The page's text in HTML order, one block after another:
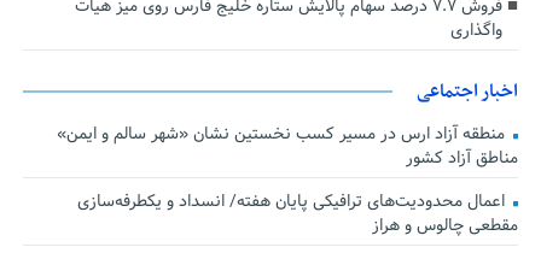
فروش ۷.۷ درصد سهام پالایش ستاره خلیج فارس روی میز هیات
واگذاری
اخبار اجتماعی
منطقه آزاد ارس در مسیر کسب نخستین نشان «شهر سالم و ایمن»
مناطق آزاد کشور
اعمال محدودیت‌های ترافیکی پایان هفته/ انسداد و یکطرفه‌سازی
مقطعی چالوس و هراز